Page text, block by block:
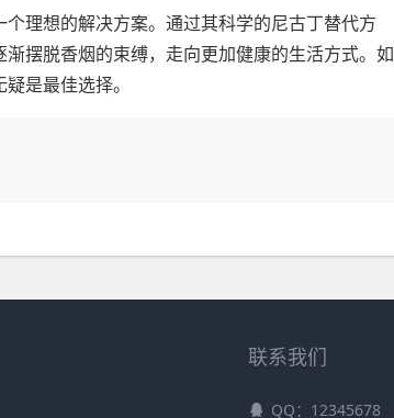
理想的解决方案。通过其科学的尼古丁替代方
摆脱香烟的束缚，走向更加健康的生活方式。如
是最佳选择。
联系我们
QQ：12345678